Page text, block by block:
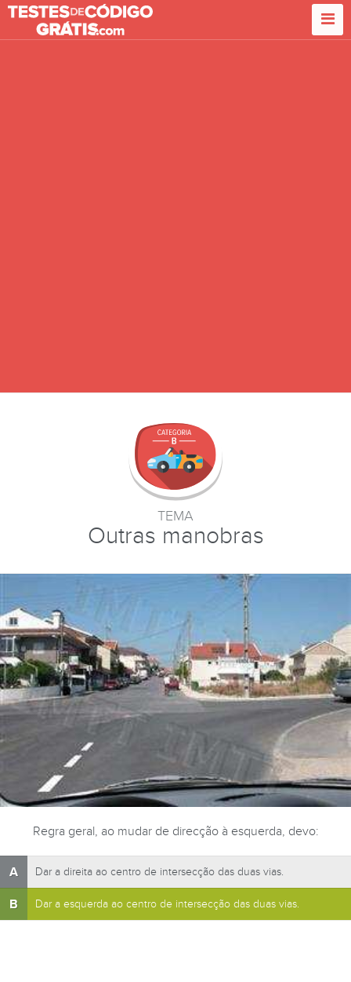
TEMA
Outras manobras
Regra geral, ao mudar de direcção à esquerda, devo:
A Dar a direita ao centro de intersecção das duas vias.
B Dar a esquerda ao centro de intersecção das duas vias.